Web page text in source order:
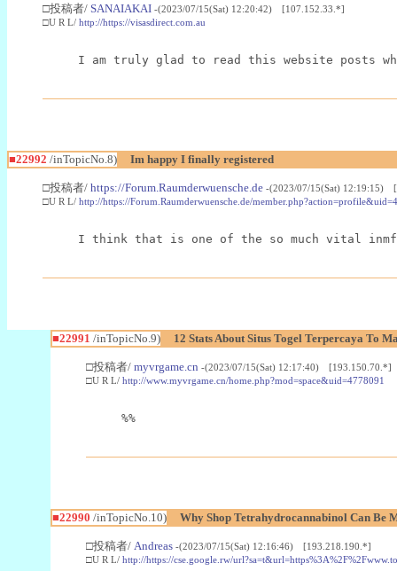
□投稿者/ SANAIAKAI -(2023/07/15(Sat) 12:20:42) [107.152.33.*]
□U R L/ http://https://visasdirect.com.au
I am truly glad to read this website posts
■22992 /inTopicNo.8) Im happy I finally registered
□投稿者/ https://Forum.Raumderwuensche.de -(2023/07/15(Sat) 12:19:15)
□U R L/ http://https://Forum.Raumderwuensche.de/
I think that is one of the so much vital
■22991 /inTopicNo.9) 12 Stats About Situs Togel Terpercaya To
□投稿者/ myvrgame.cn -(2023/07/15(Sat) 12:17:40) [193.150.70.*]
□U R L/ http://www.myvrgame.cn/home.php?mod=space&uid=4778091
%%
■22990 /inTopicNo.10) Why Shop Tetrahydrocannabinol Can Be
□投稿者/ Andreas -(2023/07/15(Sat) 12:16:46) [193.218.190.*]
□U R L/ http://https://cse.google.rw/